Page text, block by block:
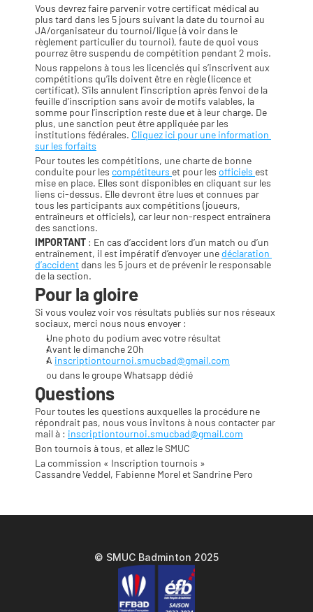
Vous devrez faire parvenir votre certificat médical au
plus tard dans les 5 jours suivant la date du tournoi au
JA/organisateur du tournoi/ligue (à voir dans le
règlement particulier du tournoi), faute de quoi vous
pourrez être suspendu de compétition pendant 2 mois.
Nous rappelons à tous les licenciés qui s’inscrivent aux
compétitions qu’ils doivent être en règle (licence et
certificat). S’ils annulent l’inscription après l’envoi de la
feuille d’inscription sans avoir de motifs valables, la
somme pour l’inscription reste due et à leur charge. De
plus, une sanction peut être appliquée par les
institutions fédérales. Cliquez ici pour une information
sur les forfaits
Pour toutes les compétitions, une charte de bonne
conduite pour les compétiteurs et pour les officiels est
mise en place. Elles sont disponibles en cliquant sur les
liens ci-dessus. Elle devront être lues et connues par
tous les participants aux compétitions (joueurs,
entraîneurs et officiels), car leur non-respect entraînera
des sanctions.
IMPORTANT : En cas d’accident lors d’un match ou d’un
entraînement, il est impératif d’envoyer une déclaration
d’accident dans les 5 jours et de prévenir le responsable
de la section.
Pour la gloire
Si vous voulez voir vos résultats publiés sur nos réseaux
sociaux, merci nous nous envoyer :
Une photo du podium avec votre résultat
Avant le dimanche 20h
A inscriptiontournoi.smucbad@gmail.com
ou dans le groupe Whatsapp dédié
Questions
Pour toutes les questions auxquelles la procédure ne
répondrait pas, nous vous invitons à nous contacter par
mail à : inscriptiontournoi.smucbad@gmail.com
Bon tournois à tous, et allez le SMUC
La commission « Inscription tournois »
Cassandre Veddel, Fabienne Morel et Sandrine Pero
© SMUC Badminton 2025